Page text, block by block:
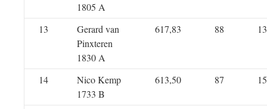
1805 A
13
Gerard van
Pinxteren
1830 A
617,83 88 13
14
Nico Kemp
1733 B
613,50 87 15